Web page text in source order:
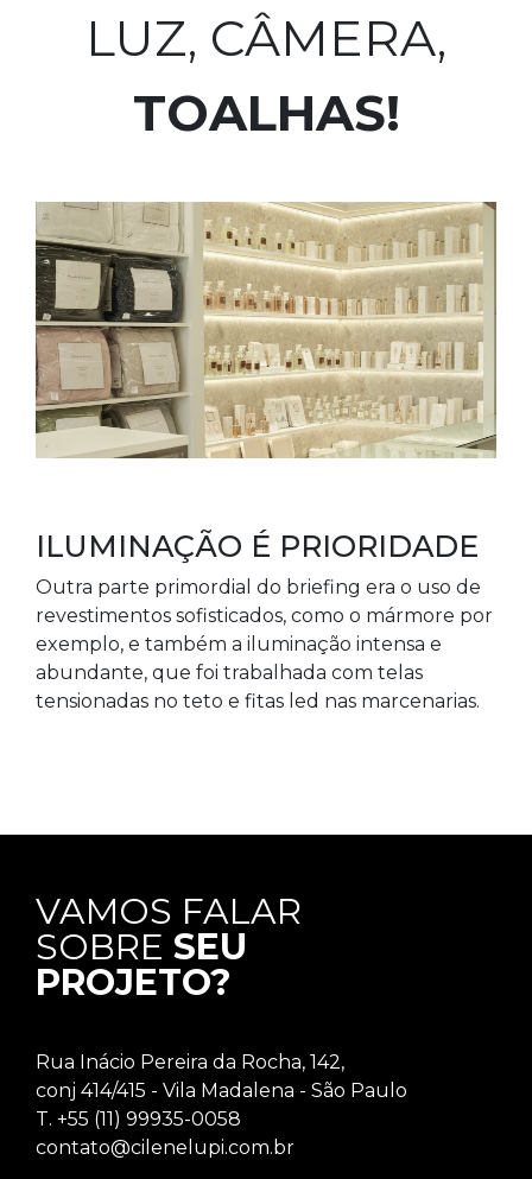
LUZ, CÂMERA,
TOALHAS!
ILUMINAÇÃO É PRIORIDADE
Outra parte primordial do briefing era o uso de
revestimentos sofisticados, como o mármore por
exemplo, e também a iluminação intensa e
abundante, que foi trabalhada com telas
tensionadas no teto e fitas led nas marcenarias.
VAMOS FALAR
SOBRE SEU
PROJETO?
Rua Inácio Pereira da Rocha, 142,
conj 414/415 - Vila Madalena - São Paulo
T. +55 (11) 99935-0058
contato@cilenelupi.com.br